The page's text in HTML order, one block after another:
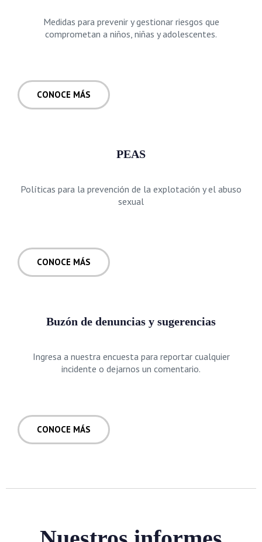
Medidas para prevenir y gestionar riesgos que
comprometan a niños, niñas y adolescentes.
CONOCE MÁS
PEAS
Políticas para la prevención de la explotación y el abuso
sexual
CONOCE MÁS
Buzón de denuncias y sugerencias
Ingresa a nuestra encuesta para reportar cualquier
incidente o dejarnos un comentario.
CONOCE MÁS